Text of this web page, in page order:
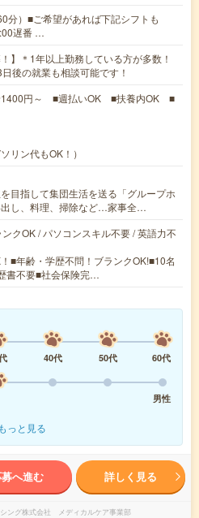
分）■ご希望があれば下記シフトも
遅番 …
】＊1年以上勤務している方が多数！
後の就業も相談可能です！
1400円～ ■週払いOK ■扶養内OK ■
リン代もOK！）
目指して集団生活を送る「グループホ
出し、料理、掃除など…家事全…
クOK / パソコンスキル不要 / 英語力不
■年齢・学歴不問！ブランクOK!■10名
書不要■社会保険完…
40代 50代
60代
男性
もっと見る
へ進む 詳しく見る
ング株式会社 メディカルケア事業部